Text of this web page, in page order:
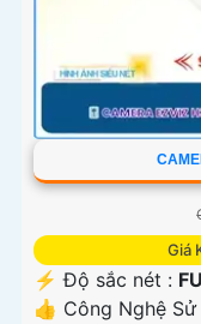
Giá
️⚡ Độ sắc nét :
👍 Công Nghệ Sử